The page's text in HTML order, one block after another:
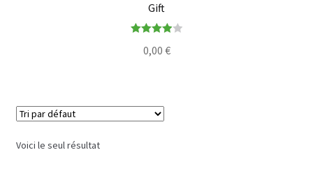
Gift
sur 5
0,00 €
Voici le seul résultat